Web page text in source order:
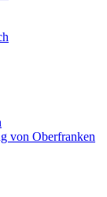
von Oberfranken